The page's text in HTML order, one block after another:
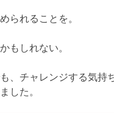
られることを。
もしれない。
、チャレンジする気持
した。